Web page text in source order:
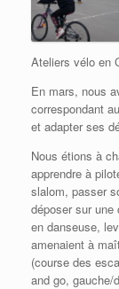
Ateliers vélo en
En mars, nous
correspondant
et adapter ses
Nous étions à
apprendre à
slalom, passer
déposer sur une
en danseuse,
amenaient à
(course des
and go,